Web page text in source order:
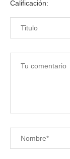
Calificación: